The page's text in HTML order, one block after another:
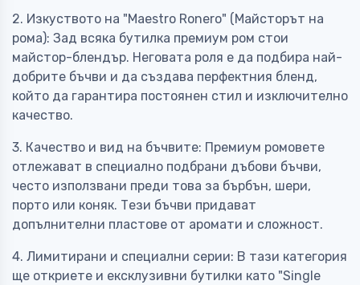
2. Изкуството на "Maestro Ronero" (Майсторът на
рома): Зад всяка бутилка премиум ром стои
майстор-блендър. Неговата роля е да подбира най-
добрите бъчви и да създава перфектния бленд,
който да гарантира постоянен стил и изключително
качество.
3. Качество и вид на бъчвите: Премиум ромовете
отлежават в специално подбрани дъбови бъчви,
често използвани преди това за бърбън, шери,
порто или коняк. Тези бъчви придават
допълнителни пластове от аромати и сложност.
4. Лимитирани и специални серии: В тази категория
ще откриете и ексклузивни бутилки като "Single